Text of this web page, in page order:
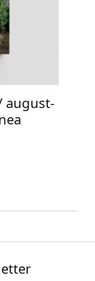
august-